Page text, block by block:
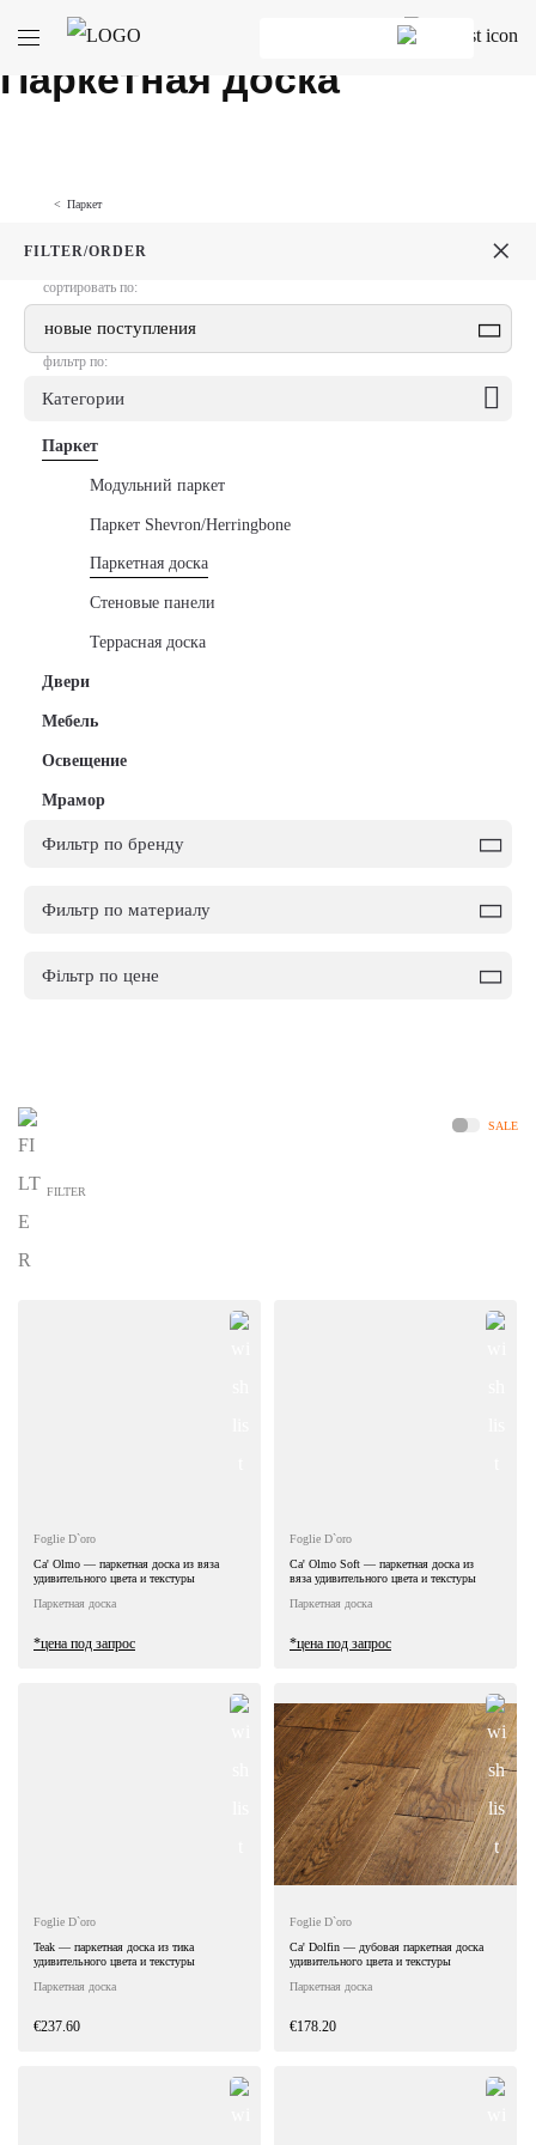
/Паркет
Паркетная доска
Паркет
FILTER/ORDER ×
сортировать по:
новые поступления
фильтр по:
Категории
Паркет
Модульний паркет
Паркет Shevron/Herringbone
Паркетная доска
Стеновые панели
Террасная доска
Двери
Мебель
Освещение
Мрамор
Фильтр по бренду
Фильтр по материалу
Фільтр по цене
FILTER
SALE
Foglie D`oro
Ca' Olmo — паркетная доска из вяза
удивительного цвета и текстуры
Паркетная доска
*цена под запрос
Foglie D`oro
Ca' Olmo Soft — паркетная доска из
вяза удивительного цвета и текстуры
Паркетная доска
*цена под запрос
Foglie D`oro
Teak — паркетная доска из тика
удивительного цвета и текстуры
Паркетная доска
€237.60
Foglie D`oro
Ca' Dolfin — дубовая паркетная доска
удивительного цвета и текстуры
Паркетная доска
€178.20